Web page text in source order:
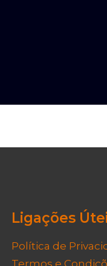
Ligações
Política de
Termos e